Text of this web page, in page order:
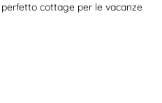
cottage per le vacanze